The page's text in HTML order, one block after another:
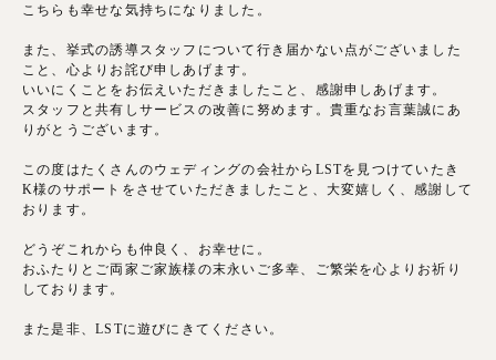
こちらも幸せな気持ちになりました。
また、挙式の誘導スタッフについて行き届かない点がございました
こと、心よりお詫び申しあげます。
いいにくことをお伝えいただきましたこと、感謝申しあげます。
スタッフと共有しサービスの改善に努めます。貴重なお言葉誠にあ
りがとうございます。
この度はたくさんのウェディングの会社からLSTを見つけていたき
K様のサポートをさせていただきましたこと、大変嬉しく、感謝して
おります。
どうぞこれからも仲良く、お幸せに。
おふたりとご両家ご家族様の末永いご多幸、ご繁栄を心よりお祈り
しております。
また是非、LSTに遊びにきてください。